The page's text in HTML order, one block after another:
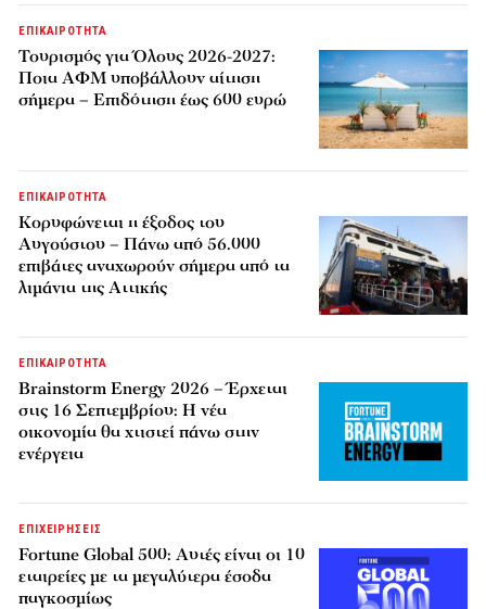
ΕΠΙΚΑΙΡΟΤΗΤΑ
Τουρισμός για Όλους 2026-2027:
Ποια ΑΦΜ υποβάλλουν αίτηση
σήμερα – Επιδότηση έως 600 ευρώ
ΕΠΙΚΑΙΡΟΤΗΤΑ
Κορυφώνεται η έξοδος του
Αυγούστου – Πάνω από 56.000
επιβάτες αναχωρούν σήμερα από τα
λιμάνια της Αττικής
ΕΠΙΚΑΙΡΟΤΗΤΑ
Brainstorm Energy 2026 – Έρχεται
στις 16 Σεπτεμβρίου: Η νέα
οικονομία θα χτιστεί πάνω στην
ενέργεια
ΕΠΙΧΕΙΡΗΣΕΙΣ
Fortune Global 500: Αυτές είναι οι 10
εταιρείες με τα μεγαλύτερα έσοδα
παγκοσμίως